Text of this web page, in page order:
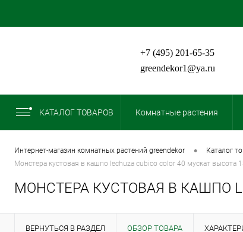
+7 (495) 201-65-35
greendekor1@ya.ru
КАТАЛОГ ТОВАРОВ Комнатные растения
интернет-магазин комнатных растений greendekor • каталог
монстера кустовая в кашпо lechuza cubico color 40 мускат высота
МОНСТЕРА КУСТОВАЯ В КАШПО
ВЕРНУТЬСЯ В РАЗДЕЛ ОБЗОР ТОВАРА